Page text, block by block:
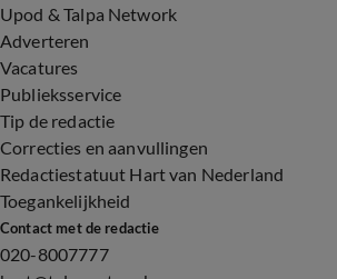
Upod & Talpa Network
Adverteren
Vacatures
Publieksservice
Tip de redactie
Correcties en aanvullingen
Redactiestatuut Hart van Nederland
Toegankelijkheid
Contact met de redactie
020-8007777